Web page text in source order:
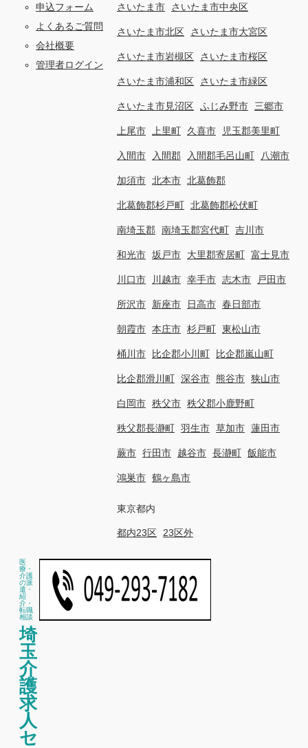
申込フォーム
よくあるご質問
会社概要
管理者ログイン
さいたま市 さいたま市中央区
さいたま市北区 さいたま市大宮区
さいたま市岩槻区 さいたま市桜区
さいたま市浦和区 さいたま市緑区
さいたま市見沼区 ふじみ野市 三郷市
上尾市 上里町 久喜市 児玉郡美里町
入間市 入間郡 入間郡毛呂山町 八潮市
加須市 北本市 北葛飾郡
北葛飾郡杉戸町 北葛飾郡松伏町
南埼玉郡 南埼玉郡宮代町 吉川市
和光市 坂戸市 大里郡寄居町 富士見市
川口市 川越市 幸手市 志木市 戸田市
所沢市 新座市 日高市 春日部市
朝霞市 本庄市 杉戸町 東松山市
桶川市 比企郡小川町 比企郡嵐山町
比企郡滑川町 深谷市 熊谷市 狭山市
白岡市 秩父市 秩父郡小鹿野町
秩父郡長瀞町 羽生市 草加市 蓮田市
蕨市 行田市 越谷市 長瀞町 飯能市
鴻巣市 鶴ヶ島市
東京都内
都内23区 23区外
医
療・
介護
の派
遣・
紹
介・
転職
相談
埼
玉
介
護
求
人
セ